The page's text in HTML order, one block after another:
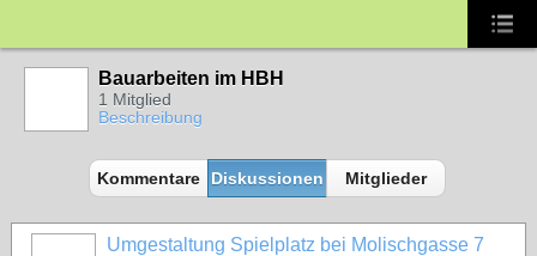
Bauarbeiten im HBH
1 Mitglied
Beschreibung
Kommentare Diskussionen Mitglieder
Umgestaltung Spielplatz bei Molischgasse 7